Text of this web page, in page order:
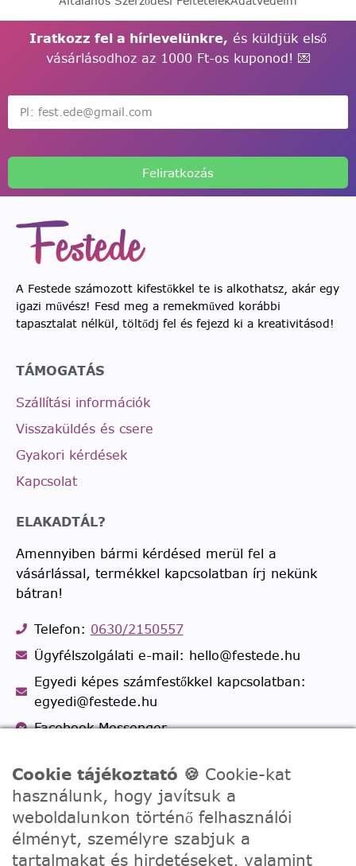
Iratkozz fel a hírlevelünkre, és küldjük első
vásárlásodhoz az 1000 Ft-os kuponod! 💌
Feliratkozás
A Festede számozott kifestőkkel te is alkothatsz, akár egy
igazi művész! Fesd meg a remekműved korábbi
tapasztalat nélkül, töltődj fel és fejezd ki a kreativitásod!
TÁMOGATÁS
Szállítási információk
Visszaküldés és csere
Gyakori kérdések
Kapcsolat
ELAKADTÁL?
Amennyiben bármi kérdésed merül fel a
vásárlással, termékkel kapcsolatban írj nekünk
bátran!
Telefon: 0630/2150557
Ügyfélszolgálati e-mail: hello@festede.hu
Egyedi képes számfestőkkel kapcsolatban:
egyedi@festede.hu
Facebook Messenger
Cookie tájékoztató 🍪 Cookie-kat
használunk, hogy javítsuk a
weboldalunkon történő felhasználói
élményt, személyre szabjuk a
tartalmakat és hirdetéseket, valamint